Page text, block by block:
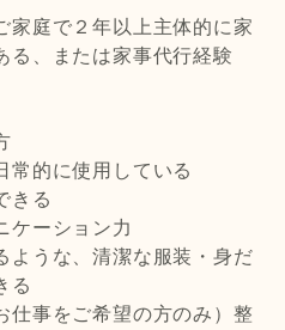
家庭で２年以上主体的に家
る、または家事代行経験
常的に使用している
きる
ケーション力
ような、清潔な服装・身だ
る
仕事をご希望の方のみ）整